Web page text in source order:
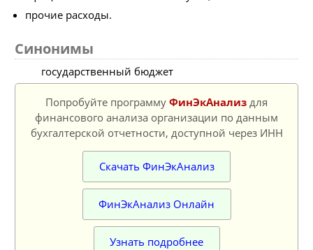
прочие расходы.
Синонимы
государственный бюджет
Попробуйте программу ФинЭкАнализ для
финансового анализа организации по данным
бухгалтерской отчетности, доступной через ИНН
Скачать ФинЭкАнализ
ФинЭкАнализ Онлайн
Узнать подробнее